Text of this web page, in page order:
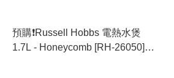
預購❗️Russell Hobbs 電熱水煲
1.7L - Honeycomb [RH-26050]